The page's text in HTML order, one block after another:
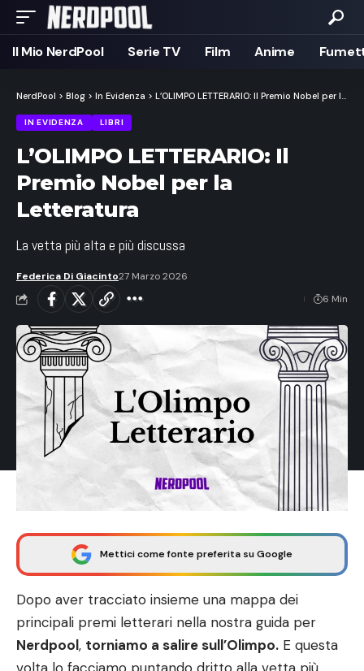
Il Mio NerdPool Serie TV Film Anime
NerdPool > Blog > In Evidenza > L’OLIMPO LETTERARIO: Il Premio Nobel per la Letteratura
IN EVIDENZA LIBRI
L’OLIMPO LETTERARIO: Il
Premio Nobel per la
Letteratura
La vetta più alta e più discussa
Federica Di Giacinto27 Marzo 2026
6 Min
Mettici come fonte preferita su Google
Dopo aver tracciato insieme una mappa dei
principali premi letterari nella nostra guida per
Nerdpool, torniamo a salire sull’Olimpo. E questa